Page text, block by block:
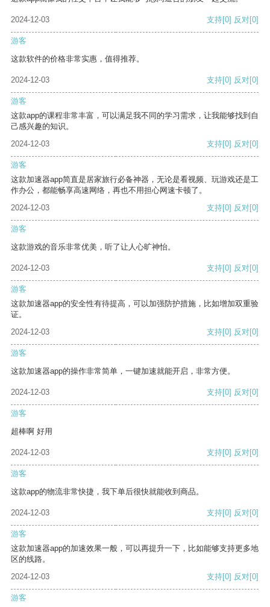
2024-12-03 支持[0] 反对[0]
游客
这款软件的价格非常实惠，值得推荐。
2024-12-03 支持[0] 反对[0]
游客
这款app的课程非常丰富，可以满足我不同的学习需求，让我能够找到自
己感兴趣的知识。
2024-12-03
支持[0] 反对[0]
游客
这款加速器app简直是居家旅行必备神器，无论是看视频、玩游戏还是工
作办公，都能畅享高速网络，再也不用担心网速卡顿了。
2024-12-03
支持[0] 反对[0]
游客
这款游戏的音乐非常优美，听了让人心旷神怡。
2024-12-03 支持[0] 反对[0]
游客
这款加速器app的安全性有待提高，可以加强防护措施，比如增加双重验
证。
2024-12-03
支持[0] 反对[0]
游客
这款加速器app的操作非常简单，一键加速就能开启，非常方便。
2024-12-03 支持[0] 反对[0]
游客
超棒啊 好用
2024-12-03 支持[0] 反对[0]
游客
这款app的物流非常快捷，我下单后很快就能收到商品。
2024-12-03 支持[0] 反对[0]
游客
这款加速器app的加速效果一般，可以再提升一下，比如能够支持更多地
区的线路。
2024-12-03
支持[0] 反对[0]
游客